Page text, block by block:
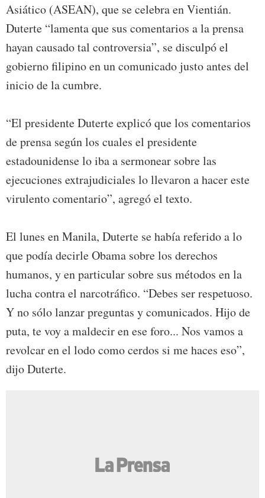
Asiático (ASEAN), que se celebra en Vientián.
Duterte “lamenta que sus comentarios a la prensa
hayan causado tal controversia”, se disculpó el
gobierno filipino en un comunicado justo antes del
inicio de la cumbre.
“El presidente Duterte explicó que los comentarios
de prensa según los cuales el presidente
estadounidense lo iba a sermonear sobre las
ejecuciones extrajudiciales lo llevaron a hacer este
virulento comentario”, agregó el texto.
El lunes en Manila, Duterte se había referido a lo
que podía decirle Obama sobre los derechos
humanos, y en particular sobre sus métodos en la
lucha contra el narcotráfico. “Debes ser respetuoso.
Y no sólo lanzar preguntas y comunicados. Hijo de
puta, te voy a maldecir en ese foro... Nos vamos a
revolcar en el lodo como cerdos si me haces eso”,
dijo Duterte.